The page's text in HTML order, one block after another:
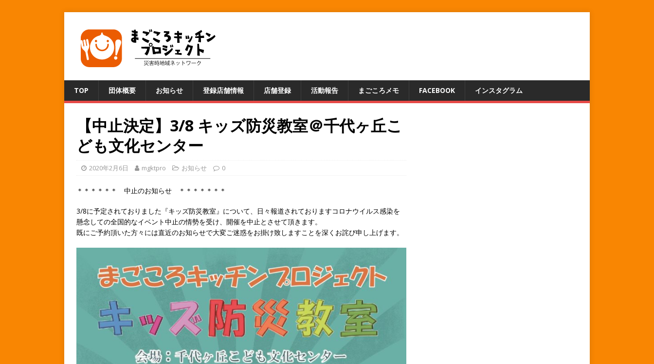
TOP 団体概要 お知らせ 登録店舗情報 店舗登録 活動報告 まごころメモ FACEBOOK インスタグラム
【中止決定】3/8 キッズ防災教室＠千代ヶ丘こ
ども文化センター
2020年2月6日 mgktpro お知らせ 0
＊＊＊＊＊＊ 中止のお知らせ ＊＊＊＊＊＊＊
3/8に予定されておりました『キッズ防災教室』について、日々報道されておりますコロナウイルス感染を
懸念しての全国的なイベント中止の情勢を受け、開催を中止とさせて頂きます。
既にご予約頂いた方々には直近のお知らせで大変ご迷惑をお掛け致しますことを深くお詫び申し上げます。